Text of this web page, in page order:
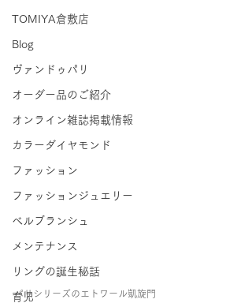
TOMIYA倉敷店
Blog
ヴァンドゥパリ
オーダー品のご紹介
オンライン雑誌掲載情報
カラーダイヤモンド
ファッション
ファッションジュエリー
ベルブランシュ
メンテナンス
リングの誕生秘話
育児
パリシリーズのエトワール凱旋門